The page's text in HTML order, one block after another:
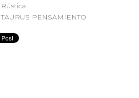
Rústica
TAURUS PENSAMIENTO